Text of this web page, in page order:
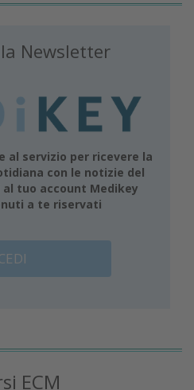
Newsletter
servizio per ricevere la
con le notizie del
al tuo account Medikey
a te riservati
ECM